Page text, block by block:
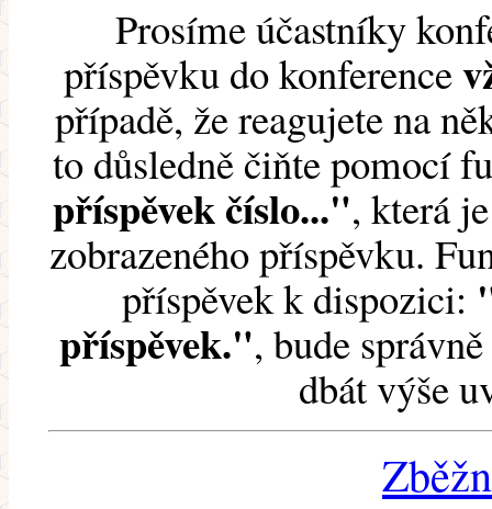
Prosíme účastníky
příspěvku do konference
případě, že reagujete na
to důsledně čiňte pomocí
příspěvek číslo...", která
zobrazeného příspěvku.
příspěvek k dispozici:
příspěvek.", bude
dbát výše